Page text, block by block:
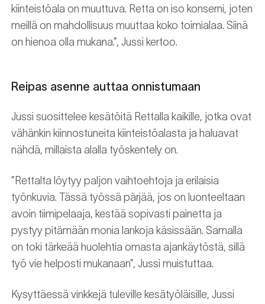
kiinteistöala on muuttuva. Retta on iso konserni, joten
meillä on mahdollisuus muuttaa koko toimialaa. Siinä
on hienoa olla mukana.”, Jussi kertoo.
Reipas asenne auttaa onnistumaan
Jussi suosittelee kesätöitä Rettalla kaikille, jotka ovat
vähänkin kiinnostuneita kiinteistöalasta ja haluavat
nähdä, millaista alalla työskentely on.
”Rettalta löytyy paljon vaihtoehtoja ja erilaisia
työnkuvia. Tässä työssä pärjää, jos on luonteeltaan
avoin tiimipelaaja, kestää sopivasti painetta ja
pystyy pitämään monia lankoja käsissään. Samalla
on toki tärkeää huolehtia omasta ajankäytöstä, sillä
työ vie helposti mukanaan”, Jussi muistuttaa.
Kysyttäessä vinkkejä tuleville kesätyöläisille, Jussi